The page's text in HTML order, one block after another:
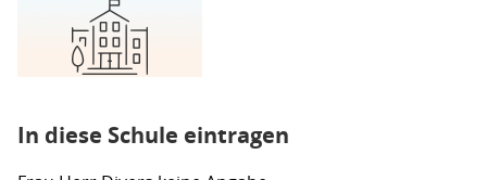
In diese Schule eintragen